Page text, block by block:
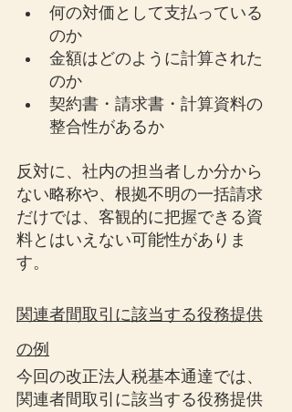
何の対価として支払っている
のか
金額はどのように計算された
のか
契約書・請求書・計算資料の
整合性があるか
反対に、社内の担当者しか分から
ない略称や、根拠不明の一括請求
だけでは、客観的に把握できる資
料とはいえない可能性がありま
す。
関連者間取引に該当する役務提供
の例
今回の改正法人税基本通達では、
関連者間取引に該当する役務提供